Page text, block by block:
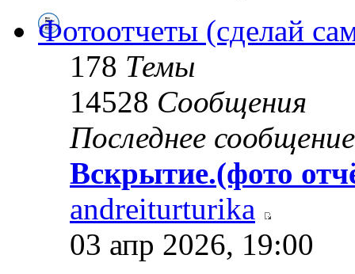
Фотоотчеты (сделай
178 Темы
14528 Сообщения
Последнее сообщение
Вскрытие.(фото
andreiturturika
03 апр 2026, 19:00